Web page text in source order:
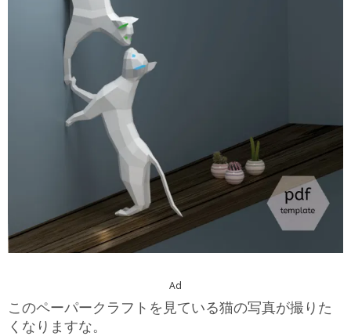
Ad
このペーパークラフトを見ている猫の写真が撮りた
くなりますな。